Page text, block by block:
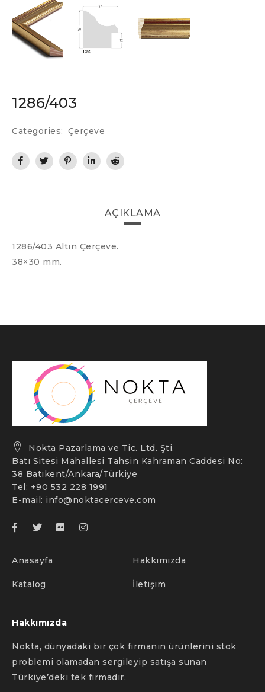
1286/403
Categories: Çerçeve
AÇIKLAMA
1286/403 Altın Çerçeve.
38×30 mm.
Nokta Pazarlama ve Tic. Ltd. Şti.
Batı Sitesi Mahallesi Tahsin Kahraman Caddesi No:
38 Batıkent/Ankara/Türkiye
Tel: +90 532 228 1991
E-mail: info@noktacerceve.com
Anasayfa Hakkımızda
Katalog İletişim
Hakkımızda
Nokta, dünyadaki bir çok firmanın ürünlerini stok
problemi olamadan sergileyip satışa sunan
Türkiye’deki tek firmadır.